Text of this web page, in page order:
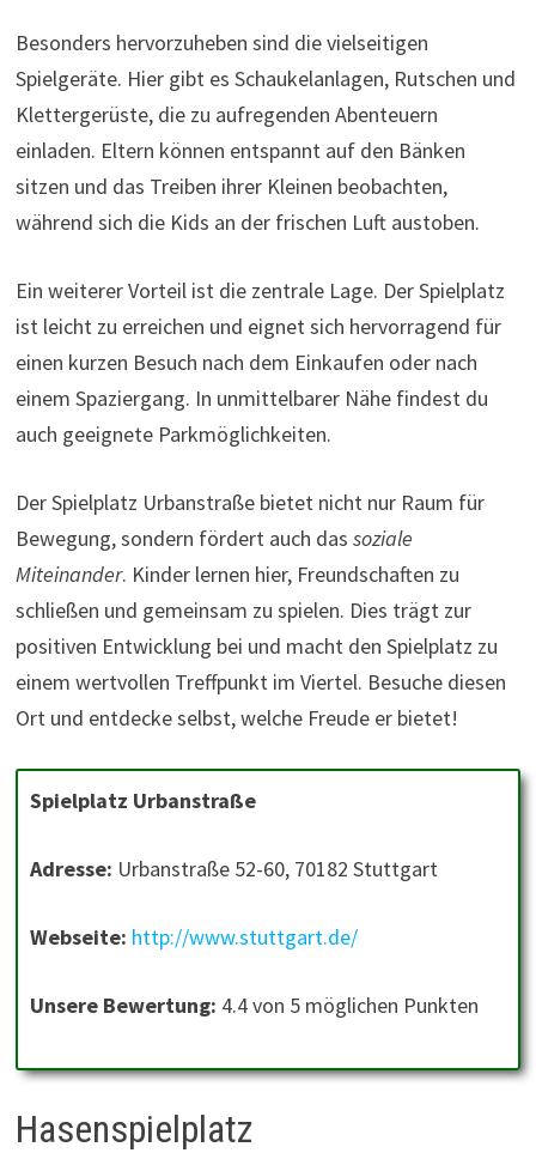
Besonders hervorzuheben sind die vielseitigen
Spielgeräte. Hier gibt es Schaukelanlagen, Rutschen und
Klettergerüste, die zu aufregenden Abenteuern
einladen. Eltern können entspannt auf den Bänken
sitzen und das Treiben ihrer Kleinen beobachten,
während sich die Kids an der frischen Luft austoben.
Ein weiterer Vorteil ist die zentrale Lage. Der Spielplatz
ist leicht zu erreichen und eignet sich hervorragend für
einen kurzen Besuch nach dem Einkaufen oder nach
einem Spaziergang. In unmittelbarer Nähe findest du
auch geeignete Parkmöglichkeiten.
Der Spielplatz Urbanstraße bietet nicht nur Raum für
Bewegung, sondern fördert auch das soziale
Miteinander. Kinder lernen hier, Freundschaften zu
schließen und gemeinsam zu spielen. Dies trägt zur
positiven Entwicklung bei und macht den Spielplatz zu
einem wertvollen Treffpunkt im Viertel. Besuche diesen
Ort und entdecke selbst, welche Freude er bietet!
Spielplatz Urbanstraße
Adresse: Urbanstraße 52-60, 70182 Stuttgart
Webseite: http://www.stuttgart.de/
Unsere Bewertung: 4.4 von 5 möglichen Punkten
Hasenspielplatz